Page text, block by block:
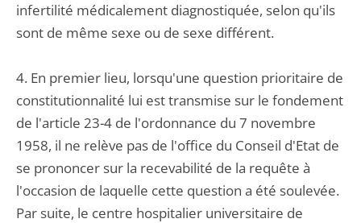
infertilité médicalement diagnostiquée, selon qu'ils
sont de même sexe ou de sexe différent.
4. En premier lieu, lorsqu'une question prioritaire de
constitutionnalité lui est transmise sur le fondement
de l'article 23-4 de l'ordonnance du 7 novembre
1958, il ne relève pas de l'office du Conseil d'Etat de
se prononcer sur la recevabilité de la requête à
l'occasion de laquelle cette question a été soulevée.
Par suite, le centre hospitalier universitaire de